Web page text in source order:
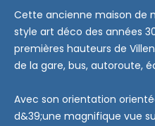
Cette ancienne maison de
style art déco des années
premières hauteurs de
de la gare, bus, autoroute,
Avec son orientation
d&39;une magnifique vue